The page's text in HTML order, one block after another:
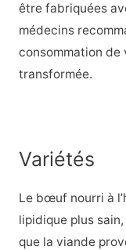
être fabriquées
médecins
consommation de
transformée.
Variétés
Le bœuf nourri à
lipidique plus
que la viande